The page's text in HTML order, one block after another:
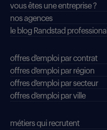
vous êtes une entreprise ?
nos agences
le blog Randstad professional
offres d'emploi par contrat
offres d'emploi par région
offres d'emploi par secteur
offres d’emploi par ville
métiers qui recrutent